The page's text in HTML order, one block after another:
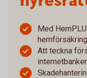
Med
Att teckna